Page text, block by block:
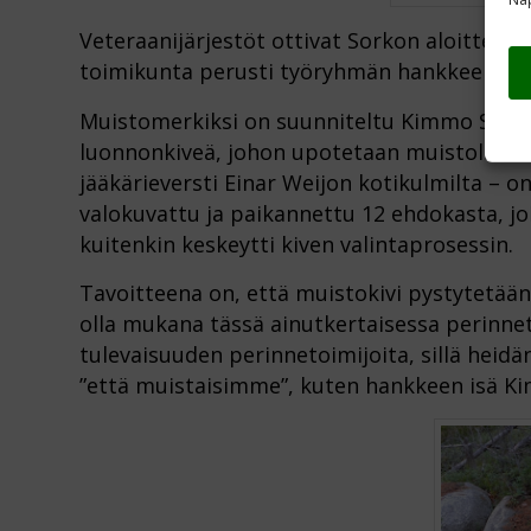
Veteraanijärjestöt ottivat Sorkon
toimikunta perusti työryhmän hankkeen
Muistomerkiksi on suunniteltu Kimmo
luonnonkiveä, johon upotetaan
jääkärieversti Einar Weijon kotikulmilta –
valokuvattu ja paikannettu 12 ehdokasta,
kuitenkin keskeytti kiven valintaprosessin.
Tavoitteena on, että muistokivi
olla mukana tässä ainutkertaisessa
tulevaisuuden perinnetoimijoita, sillä
”että muistaisimme”, kuten hankkeen isä